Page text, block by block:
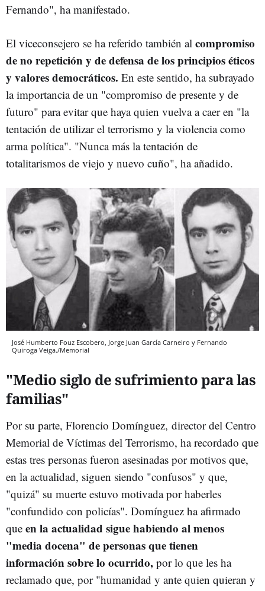
Fernando", ha manifestado.
El viceconsejero se ha referido también al compromiso
de no repetición y de defensa de los principios éticos
y valores democráticos. En este sentido, ha subrayado
la importancia de un "compromiso de presente y de
futuro" para evitar que haya quien vuelva a caer en "la
tentación de utilizar el terrorismo y la violencia como
arma política". "Nunca más la tentación de
totalitarismos de viejo y nuevo cuño", ha añadido.
José Humberto Fouz Escobero, Jorge Juan García Carneiro y Fernando
Quiroga Veiga./Memorial
"Medio siglo de sufrimiento para las
familias"
Por su parte, Florencio Domínguez, director del Centro
Memorial de Víctimas del Terrorismo, ha recordado que
estas tres personas fueron asesinadas por motivos que,
en la actualidad, siguen siendo "confusos" y que,
"quizá" su muerte estuvo motivada por haberles
"confundido con policías". Domínguez ha afirmado
que en la actualidad sigue habiendo al menos
"media docena" de personas que tienen
información sobre lo ocurrido, por lo que les ha
reclamado que, por "humanidad y ante quien quieran y